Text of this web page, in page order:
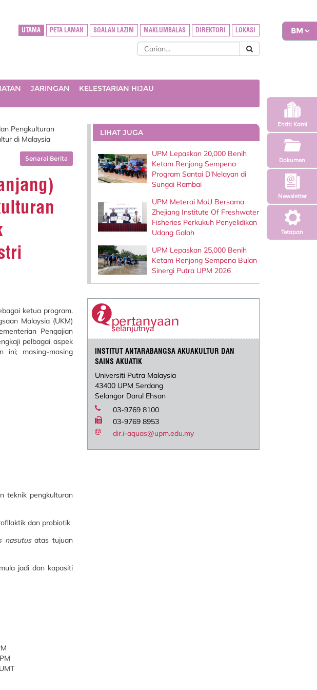
Tetapan
Newsletter
Entiti Kami
Dokumen
UTAMA PETA LAMAN SOALAN LAZIM MAKLUMBALAS DIREKTORI LOKASI
JARINGAN
KELESTARIAN HIJAU
Pengkulturan
di Malaysia
Senarai Berita
ketua program.
Malaysia (UKM)
Pengajian
pelbagai aspek
ini; masing-masing
teknik pengkulturan
dan probiotik
nasutusatas tujuan
jadi dan kapasiti
LIHAT JUGA
UPM Lepaskan 20,000 Benih
Ketam Renjong Sempena
Program Santai D'Nelayan di
Sungai Rambai
UPM Meterai MoU Bersama
Zhejiang Institute Of Freshwater
Fisheries Perkukuh Penyelidikan
Udang Galah
UPM Lepaskan 25,000 Benih
Ketam Renjong Sempena Bulan
Sinergi Putra UPM 2026
INSTITUT ANTARABANGSA AKUAKULTUR DAN
SAINS AKUATIK
Universiti Putra Malaysia
43400 UPM Serdang
Selangor Darul Ehsan
03-9769 8100
03-9769 8953
dir.i-aquas@upm.edu.my